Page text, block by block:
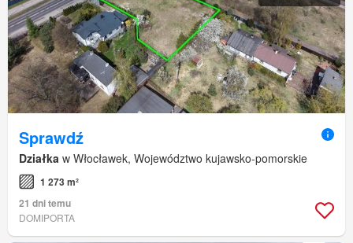
Sprawdź
Działka w Włocławek, Województwo kujawsko-pomorskie
1 273 m²
21 dni temu
DOMIPORTA